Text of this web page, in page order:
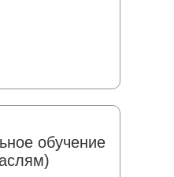
обучение